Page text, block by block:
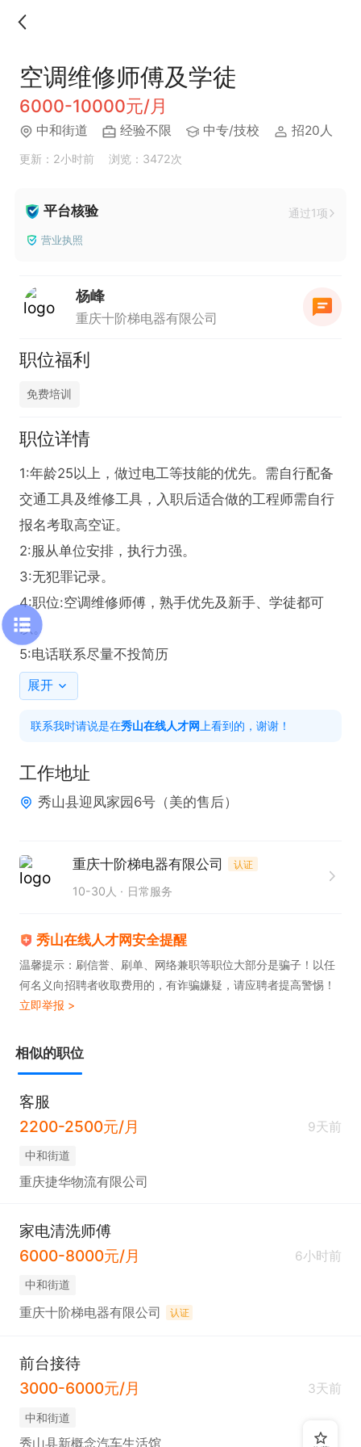
空调维修师傅及学徒
6000-10000元/月
中和街道 经验不限 中专/技校 招20人
更新：2小时前 浏览：3472次
平台核验 通过1项
营业执照
杨峰
重庆十阶梯电器有限公司
职位福利
免费培训
职位详情
1:年龄25以上，做过电工等技能的优先。需自行配备
交通工具及维修工具，入职后适合做的工程师需自行
报名考取高空证。
2:服从单位安排，执行力强。
3:无犯罪记录。
4:职位:空调维修师傅，熟手优先及新手、学徒都可
以。
5:电话联系尽量不投简历
展开
联系我时请说是在秀山在线人才网 上看到的，谢谢！
工作地址
秀山县迎凤家园6号（美的售后）
重庆十阶梯电器有限公司 认证
10-30人 日常服务
秀山在线人才网安全提醒
温馨提示：刷信誉、刷单、网络兼职等职位大部分是骗子！以任
何名义向招聘者收取费用的，有诈骗嫌疑，请应聘者提高警惕！
立即举报 >
相似的职位
客服
2200-2500元/月
9天前
中和街道
重庆捷华物流有限公司
家电清洗师傅
6000-8000元/月
6小时前
中和街道
重庆十阶梯电器有限公司 认证
前台接待
3000-6000元/月
3天前
中和街道
秀山县新概念汽车生活馆